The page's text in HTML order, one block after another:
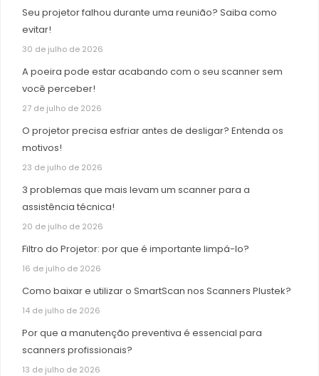
Seu projetor falhou durante uma reunião? Saiba como
evitar!
30 de julho de 2026
A poeira pode estar acabando com o seu scanner sem
você perceber!
27 de julho de 2026
O projetor precisa esfriar antes de desligar? Entenda os
motivos!
23 de julho de 2026
3 problemas que mais levam um scanner para a
assistência técnica!
20 de julho de 2026
Filtro do Projetor: por que é importante limpá-lo?
16 de julho de 2026
Como baixar e utilizar o SmartScan nos Scanners Plustek?
14 de julho de 2026
Por que a manutenção preventiva é essencial para
scanners profissionais?
13 de julho de 2026